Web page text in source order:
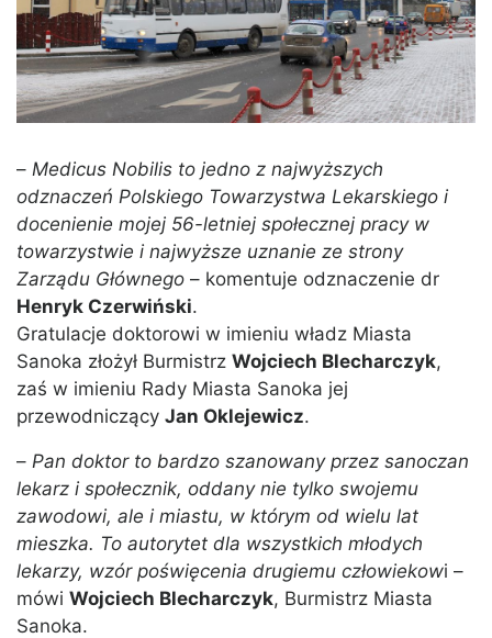
– Medicus Nobilis to jedno z najwyższych
odznaczeń Polskiego Towarzystwa Lekarskiego i
docenienie mojej 56-letniej społecznej pracy w
towarzystwie i najwyższe uznanie ze strony
Zarządu Głównego – komentuje odznaczenie dr
Henryk Czerwiński.
Gratulacje doktorowi w imieniu władz Miasta
Sanoka złożył Burmistrz Wojciech Blecharczyk,
zaś w imieniu Rady Miasta Sanoka jej
przewodniczący Jan Oklejewicz.
– Pan doktor to bardzo szanowany przez sanoczan
lekarz i społecznik, oddany nie tylko swojemu
zawodowi, ale i miastu, w którym od wielu lat
mieszka. To autorytet dla wszystkich młodych
lekarzy, wzór poświęcenia drugiemu człowiekowi –
mówi Wojciech Blecharczyk, Burmistrz Miasta
Sanoka.